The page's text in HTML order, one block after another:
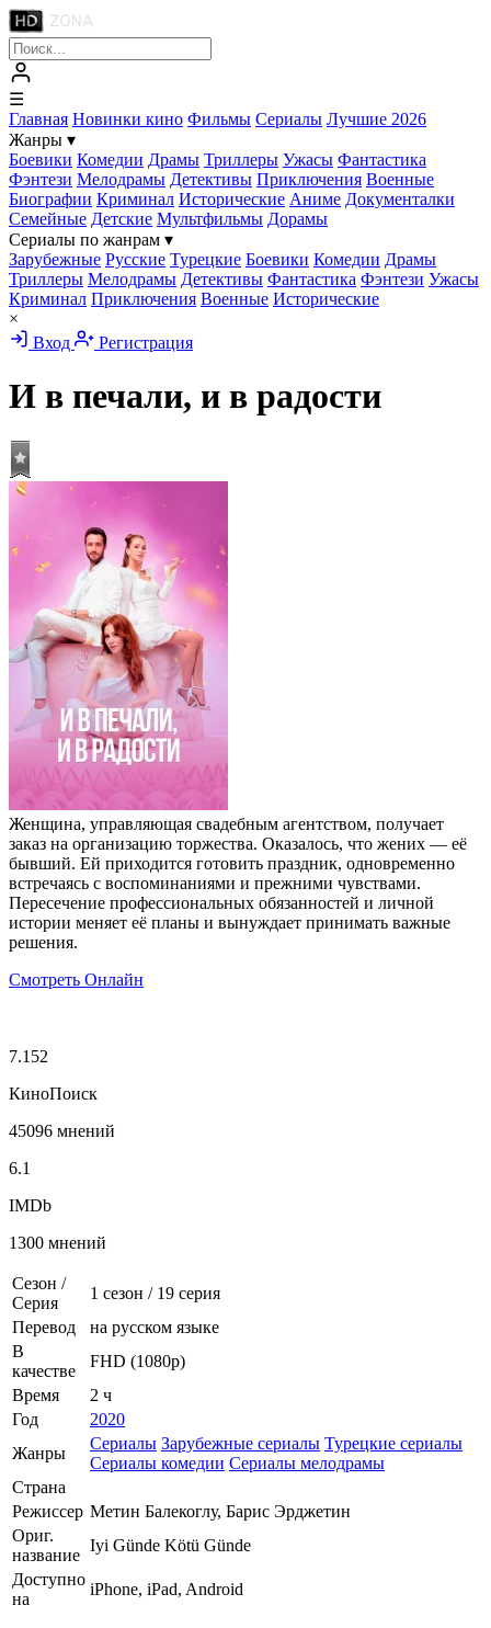
☰
Главная Новинки кино Фильмы Сериалы Лучшие 2026
Жанры ▾
Боевики Комедии Драмы Триллеры Ужасы Фантастика
Фэнтези Мелодрамы Детективы Приключения Военные
Биографии Криминал Исторические Аниме Документалки
Семейные Детские Мультфильмы Дорамы
Сериалы по жанрам ▾
Зарубежные Русские Турецкие Боевики Комедии Драмы
Триллеры Мелодрамы Детективы Фантастика Фэнтези Ужасы
Криминал Приключения Военные Исторические
×
Вход
Регистрация
И в печали, и в радости
Женщина, управляющая свадебным агентством, получает
заказ на организацию торжества. Оказалось, что жених — её
бывший. Ей приходится готовить праздник, одновременно
встречаясь с воспоминаниями и прежними чувствами.
Пересечение профессиональных обязанностей и личной
истории меняет её планы и вынуждает принимать важные
решения.
Смотреть Онлайн
7.152
КиноПоиск
45096 мнений
6.1
IMDb
1300 мнений
Сезон /
Серия
1 сезон / 19 серия
Перевод
на русском языке
В
качестве
FHD (1080p)
Время
2 ч
Год
2020
Жанры
Сериалы Зарубежные сериалы Турецкие сериалы
Сериалы комедии Сериалы мелодрамы
Страна
Режиссер Метин Балекоглу, Барис Эрджетин
Ориг.
название
Iyi Günde Kötü Günde
Доступно
на
iPhone, iPad, Android